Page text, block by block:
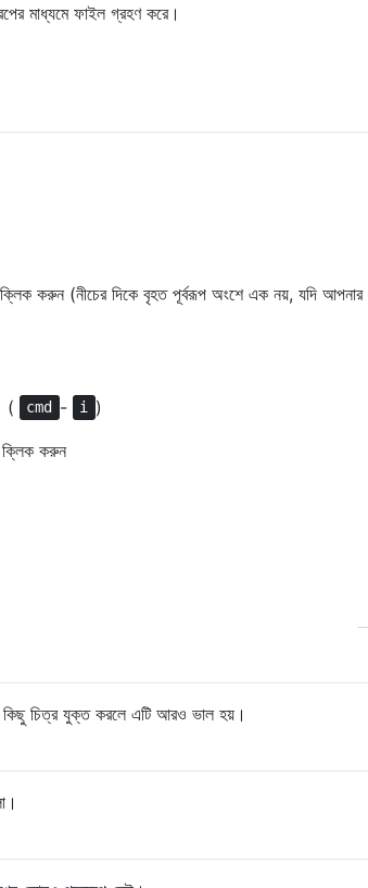
মাধ্যমে ফাইল গ্রহণ করে।
করুন (নীচের দিকে বৃহত পূর্বরূপ অংশে এক নয়, যদি আপনার
( cmd - i )
করুন
কিছু চিত্র যুক্ত করলে এটি আরও ভাল হয়।